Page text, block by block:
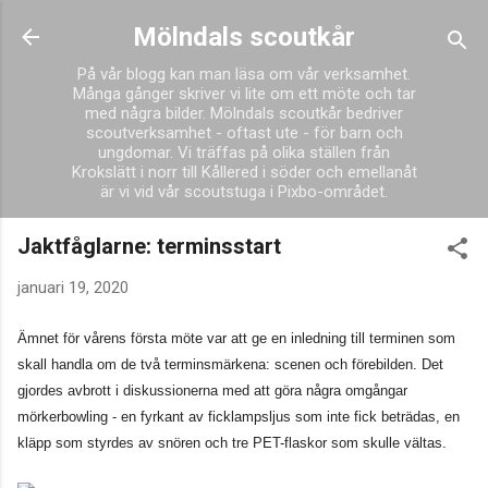
Fortsätt till huvudinnehåll
Mölndals scoutkår
På vår blogg kan man läsa om vår verksamhet.
Många gånger skriver vi lite om ett möte och tar
med några bilder. Mölndals scoutkår bedriver
scoutverksamhet - oftast ute - för barn och
ungdomar. Vi träffas på olika ställen från
Krokslätt i norr till Kållered i söder och emellanåt
är vi vid vår scoutstuga i Pixbo-området.
Jaktfåglarne: terminsstart
januari 19, 2020
Ämnet för vårens första möte var att ge en inledning till terminen som
skall handla om de två terminsmärkena: scenen och förebilden. Det
gjordes avbrott i diskussionerna med att göra några omgångar
mörkerbowling - en fyrkant av ficklampsljus som inte fick beträdas, en
kläpp som styrdes av snören och tre PET-flaskor som skulle vältas.